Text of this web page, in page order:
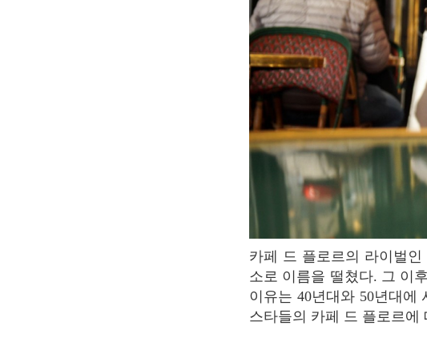
카페 드 플로르의 라이벌인 <레 두 마고> 카페는 전쟁중에 프랑스 지성인들의 대표적인 장
소로 이름을 떨쳤다. 그 이
이유는 40년대와 50년대에
스타들의 카페 드 플로르에